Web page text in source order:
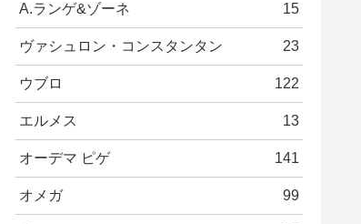
A.ランゲ&ゾーネ 15
ヴァシュロン・コンスタンタン 23
ウブロ 122
エルメス 13
オーデマ ピゲ 141
オメガ 99